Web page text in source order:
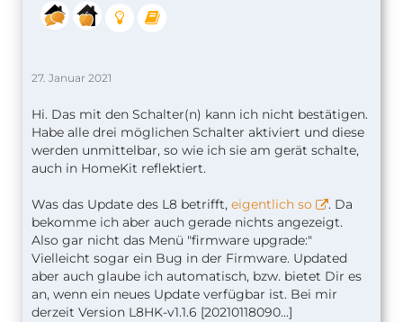
27. Januar 2021
Hi. Das mit den Schalter(n) kann ich nicht bestätigen.
Habe alle drei möglichen Schalter aktiviert und diese
werden unmittelbar, so wie ich sie am gerät schalte,
auch in HomeKit reflektiert.
Was das Update des L8 betrifft, eigentlich so
. Da
bekomme ich aber auch gerade nichts angezeigt.
Also gar nicht das Menü "firmware upgrade:"
Vielleicht sogar ein Bug in der Firmware. Updated
aber auch glaube ich automatisch, bzw. bietet Dir es
an, wenn ein neues Update verfügbar ist. Bei mir
derzeit Version L8HK-v1.1.6 [20210118090...]